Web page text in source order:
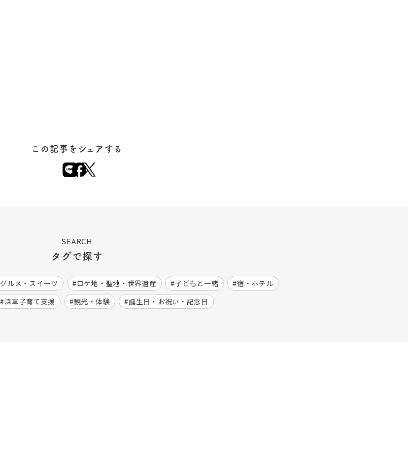
この記事をシェアする
SEARCH
タグで探す
グルメ・スイーツ ロケ地・聖地・世界遺産 子どもと一緒
宿・ホテル
深草子育て支援 観光・体験 誕生日・お祝い・記念日